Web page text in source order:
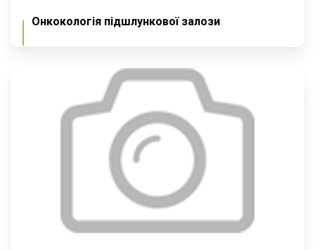
Онкокологія підшлункової залози